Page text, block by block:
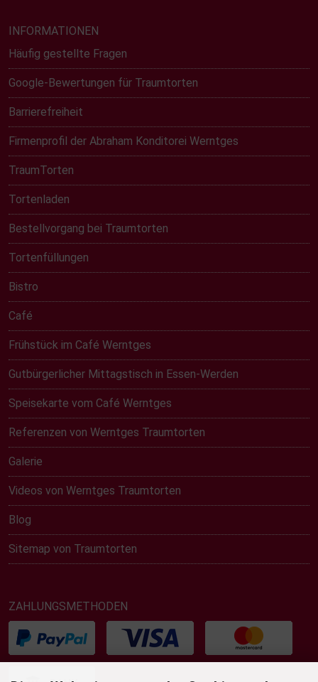
INFORMATIONEN
Häufig gestellte Fragen
Google-Bewertungen für Traumtorten
Barrierefreiheit
Firmenprofil der Abraham Konditorei Werntges
TraumTorten
Tortenladen
Bestellvorgang bei Traumtorten
Tortenfüllungen
Bistro
Café
Frühstück im Café Werntges
Gutbürgerlicher Mittagstisch in Essen-Werden
Speisekarte vom Café Werntges
Referenzen von Werntges Traumtorten
Galerie
Videos von Werntges Traumtorten
Blog
Sitemap von Traumtorten
ZAHLUNGSMETHODEN